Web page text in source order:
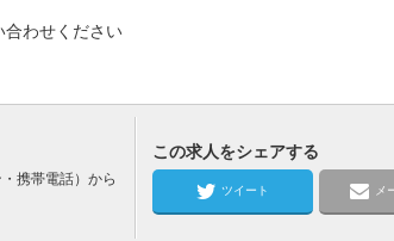
合わせください
携帯電話）から
この求人をシェアする
ツイート メ